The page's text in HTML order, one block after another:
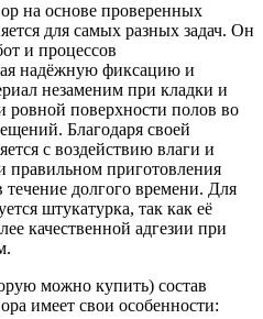
на основе проверенных
для самых разных задач. Он
и процессов
надёжную фиксацию и
незаменим при кладки и
ровной поверхности полов во
Благодаря своей
с воздействию влаги и
правильном приготовления
долгого времени. Для
штукатурка, так как её
качественной адгезии при
можно купить) состав
имеет свои особенности: